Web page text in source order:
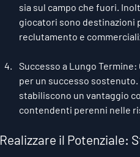
sia sul campo che fuori.
giocatori sono
reclutamento e
Successo a Lungo
per un successo
stabiliscono un vantaggio
contendenti perenni nelle
Realizzare il Potenziale: